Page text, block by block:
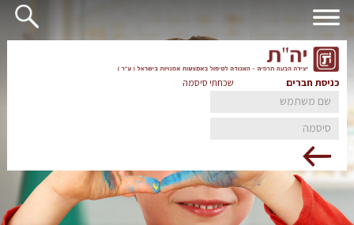
כניסת חברים שכחתי סיסמה